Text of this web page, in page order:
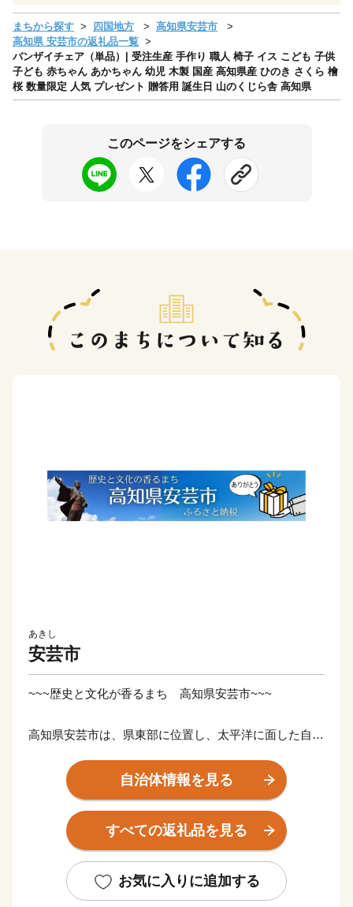
まちから探す 四国地方
高知県安芸市
高知県 安芸市の返礼品一覧
バンザイチェア（単品）| 受注生産 手作り 職人 椅子 イス こども 子供
子ども 赤ちゃん あかちゃん 幼児 木製 国産 高知県産 ひのき さくら 檜
桜 数量限定 人気 プレゼント 贈答用 誕生日 山のくじら舎 高知県
このページをシェアする
あきし
安芸市
~~~歴史と文化が香るまち 高知県安芸市~~~
高知県安芸市は、県東部に位置し、太平洋に面した自然
海と山の大自然の恵みをたっぷりうけて、豊かな人と特
産品を育んでいます。
ちりめんじゃこに、幻の地鶏土佐ジロー、土佐文旦に、
マンゴーと美味しいもんがたくさん！
応援よろしくお願いいたします♪
自治体情報を見る
すべての返礼品を見る
お気に入りに追加する